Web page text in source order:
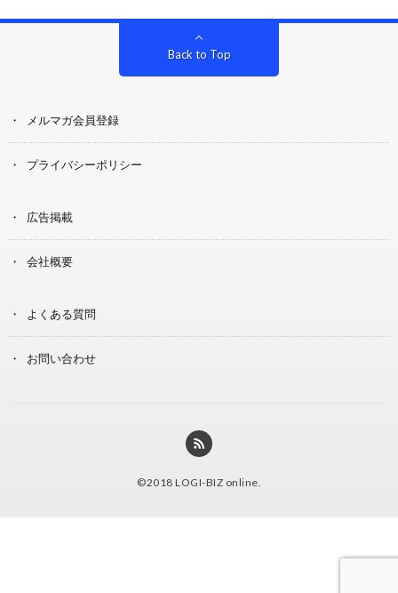
Back to Top
メルマガ会員登録
プライバシーポリシー
広告掲載
会社概要
よくある質問
お問い合わせ
©2018 LOGI-BIZ online.